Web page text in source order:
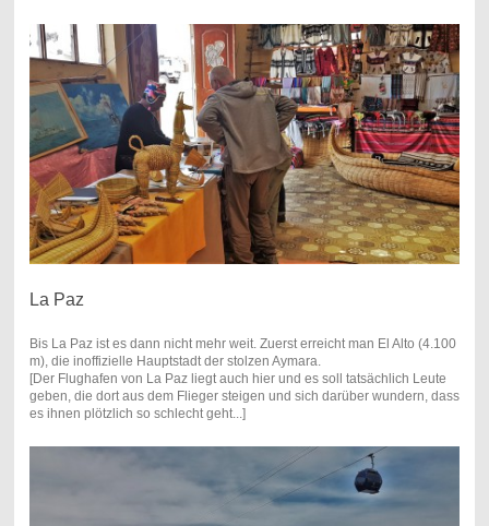
La Paz
Bis La Paz ist es dann nicht mehr weit. Zuerst erreicht man El Alto (4.100
m), die inoffizielle Hauptstadt der stolzen Aymara.
[Der Flughafen von La Paz liegt auch hier und es soll tatsächlich Leute
geben, die dort aus dem Flieger steigen und sich darüber wundern, dass
es ihnen plötzlich so schlecht geht...]